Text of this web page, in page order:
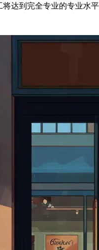
达到完全专业的专业水